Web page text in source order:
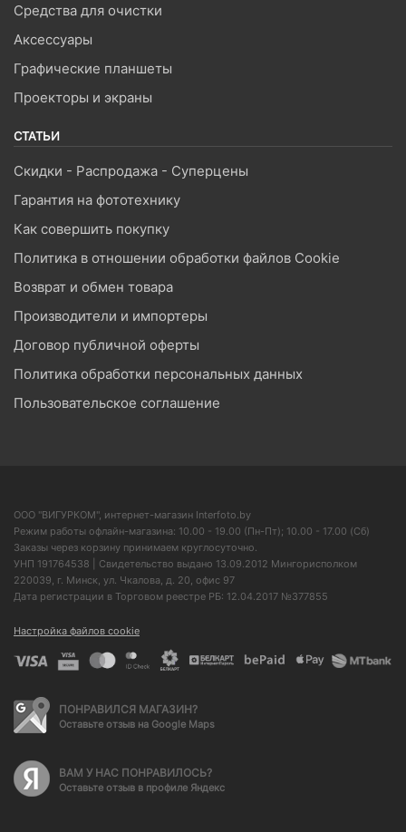
Средства для очистки
Аксессуары
Графические планшеты
Проекторы и экраны
СТАТЬИ
Скидки - Распродажа - Суперцены
Гарантия на фототехнику
Как совершить покупку
Политика в отношении обработки файлов Cookie
Возврат и обмен товара
Производители и импортеры
Договор публичной оферты
Политика обработки персональных данных
Пользовательское соглашение
ООО "ВИГУРКОМ", интернет-магазин Interfoto.by
Режим работы офлайн-магазина: 10.00 - 19.00 (Пн-Пт); 10.00 - 17.00 (Сб)
Заказы через корзину принимаем круглосуточно.
УНП 191764538 | Свидетельство выдано 13.09.2012 Мингорисполком
220039, г. Минск, ул. Чкалова, д. 20, офис 97
Дата регистрации в Торговом реестре РБ: 12.04.2017 №377855
Настройка файлов cookie
ПОНРАВИЛСЯ МАГАЗИН?
Оставьте отзыв на Google Maps
ВАМ У НАС ПОНРАВИЛОСЬ?
Оставьте отзыв в профиле Яндекс